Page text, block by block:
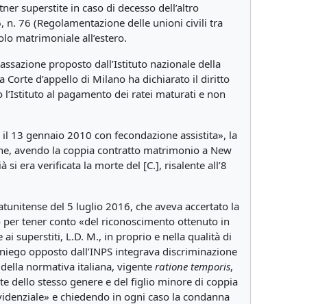
superstite in caso di decesso dell’altro
n. 76 (Regolamentazione delle unioni civili tra
matrimoniale all’estero.
proposto dall’Istituto nazionale della
Corte d’appello di Milano ha dichiarato il diritto
l’Istituto al pagamento dei ratei maturati e non
13 gennaio 2010 con fecondazione assistita», la
avendo la coppia contratto matrimonio a New
era verificata la morte del [C.], risalente all’8
del 5 luglio 2016, che aveva accertato la
per tener conto «del riconoscimento ottenuto in
superstiti, L.D. M., in proprio e nella qualità di
opposto dall’INPS integrava discriminazione
normativa italiana, vigente ratione temporis,
dello stesso genere e del figlio minore di coppia
e chiedendo in ogni caso la condanna